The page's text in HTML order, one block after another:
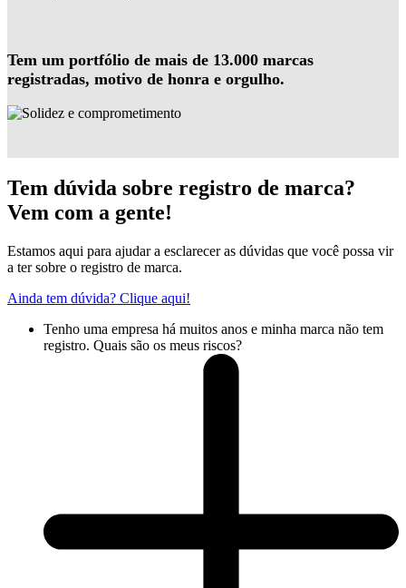
Tem um portfólio de mais de 13.000 marcas
registradas, motivo de honra e orgulho.
Tem dúvida sobre registro de marca?
Vem com a gente!
Estamos aqui para ajudar a esclarecer as dúvidas que você possa vir
a ter sobre o registro de marca.
Ainda tem dúvida? Clique aqui!
Tenho uma empresa há muitos anos e minha marca não tem
registro. Quais são os meus riscos?